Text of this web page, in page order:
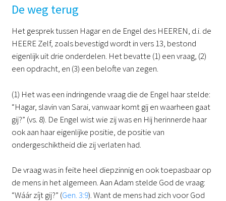
De weg terug
Het gesprek tussen Hagar en de Engel des HEEREN, d.i. de
HEERE Zelf, zoals bevestigd wordt in vers 13, bestond
eigenlijk uit drie onderdelen. Het bevatte (1) een vraag, (2)
een opdracht, en (3) een belofte van zegen.
(1) Het was een indringende vraag die de Engel haar stelde:
“Hagar, slavin van Sarai, vanwaar komt gij en waarheen gaat
gij?” (vs. 8). De Engel wist wie zij was en Hij herinnerde haar
ook aan haar eigenlijke positie, de positie van
ondergeschiktheid die zij verlaten had.
De vraag was in feite heel diepzinnig en ook toepasbaar op
de mens in het algemeen. Aan Adam stelde God de vraag:
“Wáár zíjt gij?” (Gen. 3:9). Want de mens had zich voor God